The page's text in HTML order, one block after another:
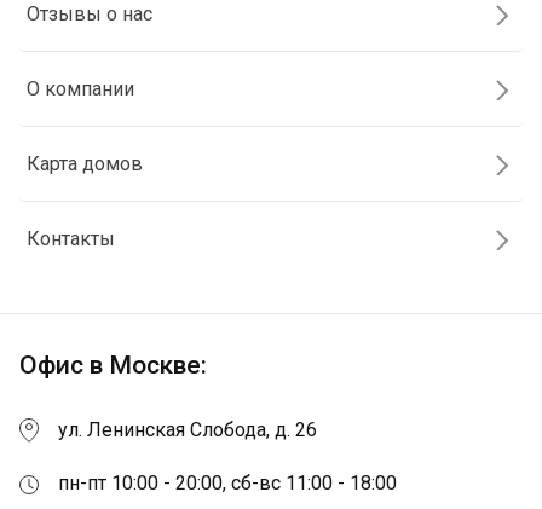
Отзывы о нас
О компании
Карта домов
Контакты
Офис в Москве:
ул. Ленинская Слобода, д. 26
пн-пт 10:00 - 20:00, сб-вс 11:00 - 18:00